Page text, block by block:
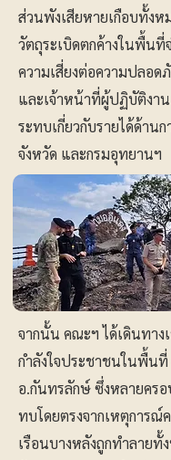
ส่วนพังเสียหายเกือบทั้งห
วัตถุระเบิดตกค้างในพื้นที่
ความเสี่ยงต่อความปลอด
และเจ้าหน้าที่ผู้ปฏิบัติงาน
ระทบเกี่ยวกับรายได้ด้าน
จังหวัด และกรมอุทยานฯ
จากนั้น คณะฯ ได้เดินทาง
กำลังใจประชาชนในพื้นที่
อ.กันทรลักษ์ ซึ่งหลายครอ
ทบโดยตรงจากเหตุการณ์
เรือนบางหลังถูกทำลายทั้